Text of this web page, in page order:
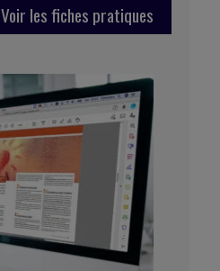
Voir les fiches pratiques